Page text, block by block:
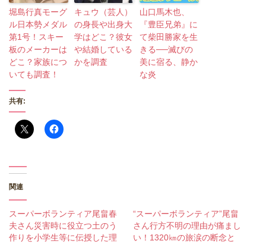
堀島行真モーグ
ル日本勢メダル
第1号！スキー
板のメーカーは
どこ？家族につ
いても調査！
キュウ（芸人）
の身長や出身大
学はどこ？彼女
や結婚している
かを調査
山口馬木也、
『豊臣兄弟』に
て柴田勝家を生
きる──滅びの
美に宿る、静か
な炎
共有:
関連
スーパーボランティア尾畠春
夫さん災害時に役立つ土のう
作りを小学生等に伝授した理
“スーパーボランティア”尾畠
さん行方不明の理由が痛まし
い！1320㎞の旅涙の断念と